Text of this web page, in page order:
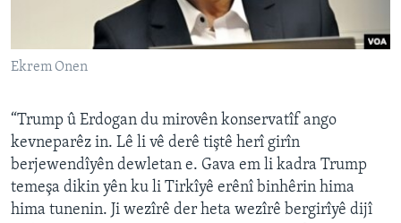
Ekrem Onen
“Trump û Erdogan du mirovên konservatîf ango
kevneparêz in. Lê li vê derê tiştê herî girîn
berjewendîyên dewletan e. Gava em li kadra Trump
temeşa dikin yên ku li Tirkîyê erênî binhêrin hima
hima tunenin. Ji wezîrê der heta wezîrê bergirîyê dijî